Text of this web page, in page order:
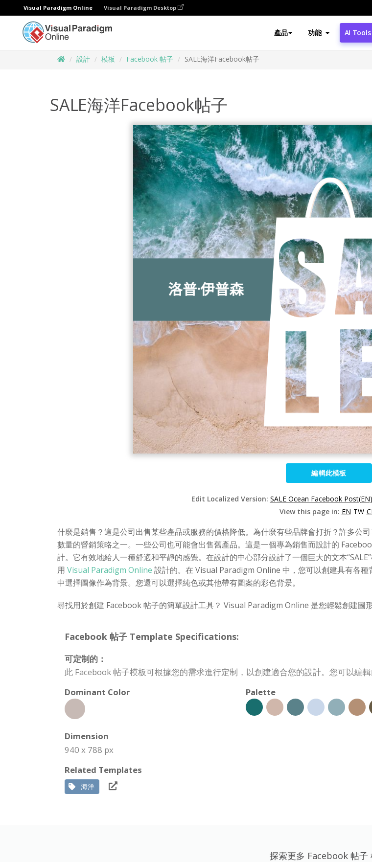
Visual Paradigm Online Visual Paradigm Desktop
產品 功能 AI Tools
設計 模板 Facebook 帖子 SALE海洋Facebook帖子
SALE海洋Facebook帖子
編輯此模板
Edit Localized Version: SALE Ocean Facebook Post(EN)
View this page in: EN TW
什麼是銷售？這是公司出售某些產品或服務的價格降低。為什麼有些品牌會打折？許多公
數量的營銷策略之一。一些公司也可能會出售舊產品。這是一個專為銷售而設計的
計。它有效地給人一種舒適和平靜的感覺。在設計的中心部分設計了一個巨大的文本
用 Visual Paradigm Online 設計的。在 Visual Paradigm Online 中，您可以創建具有各
中選擇圖像作為背景。您還可以選擇純色或其他帶有圖案的彩色背景。
尋找用於創建 Facebook 帖子的簡單設計工具？ Visual Paradigm Online 是您輕鬆創建圖
Facebook 帖子 Template Specifications:
可定制的：
此 Facebook 帖子模板可根據您的需求進行定制，以創建適合您的設計。您可以編
Dominant Color
Palette
Dimension
940 x 788 px
Related Templates
海洋
探索更多 Facebook 帖子